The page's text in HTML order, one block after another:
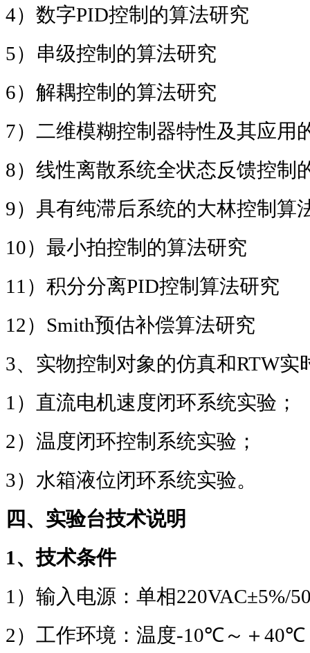
4）数字PID控制的算法研究
5）串级控制的算法研究
6）解耦控制的算法研究
7）二维模糊控制器特性及其应用
8）线性离散系统全状态反馈控制
9）具有纯滞后系统的大林控制算
10）最小拍控制的算法研究
11 ）积分分离PID控制算法研究
12） Smith预估补偿算法研究
3、实物控制对象的仿真和RTW实
1 ）直流电机速度闭环系统实验；
2）温度闭环控制系统实验；
3）水箱液位闭环系统实验。
四、实验台技术说明
1、技术条件
1 ）输入电源：单相220VAC±5%/
2）工作环境：温度-10℃～＋ 40℃